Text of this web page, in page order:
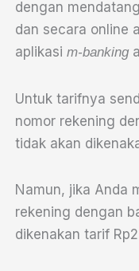
dengan
dan secara online
aplikasim-banking
Untuk tarifnya
nomor rekening
tidak akan
Namun, jika Anda
rekening dengan
dikenakan tarif